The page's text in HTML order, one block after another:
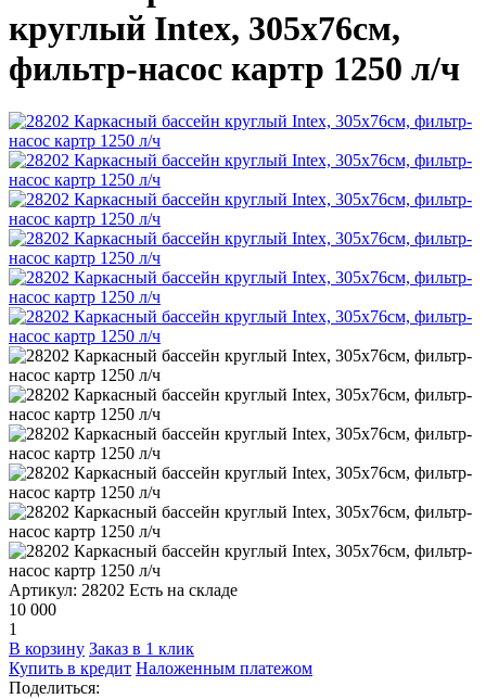
круглый Intex, 305х76см,
фильтр-насос картр 1250 л/ч
Артикул: 28202 Есть на складе
10 000
1
В корзину Заказ в 1 клик
Купить в кредит Наложенным платежом
Поделиться: